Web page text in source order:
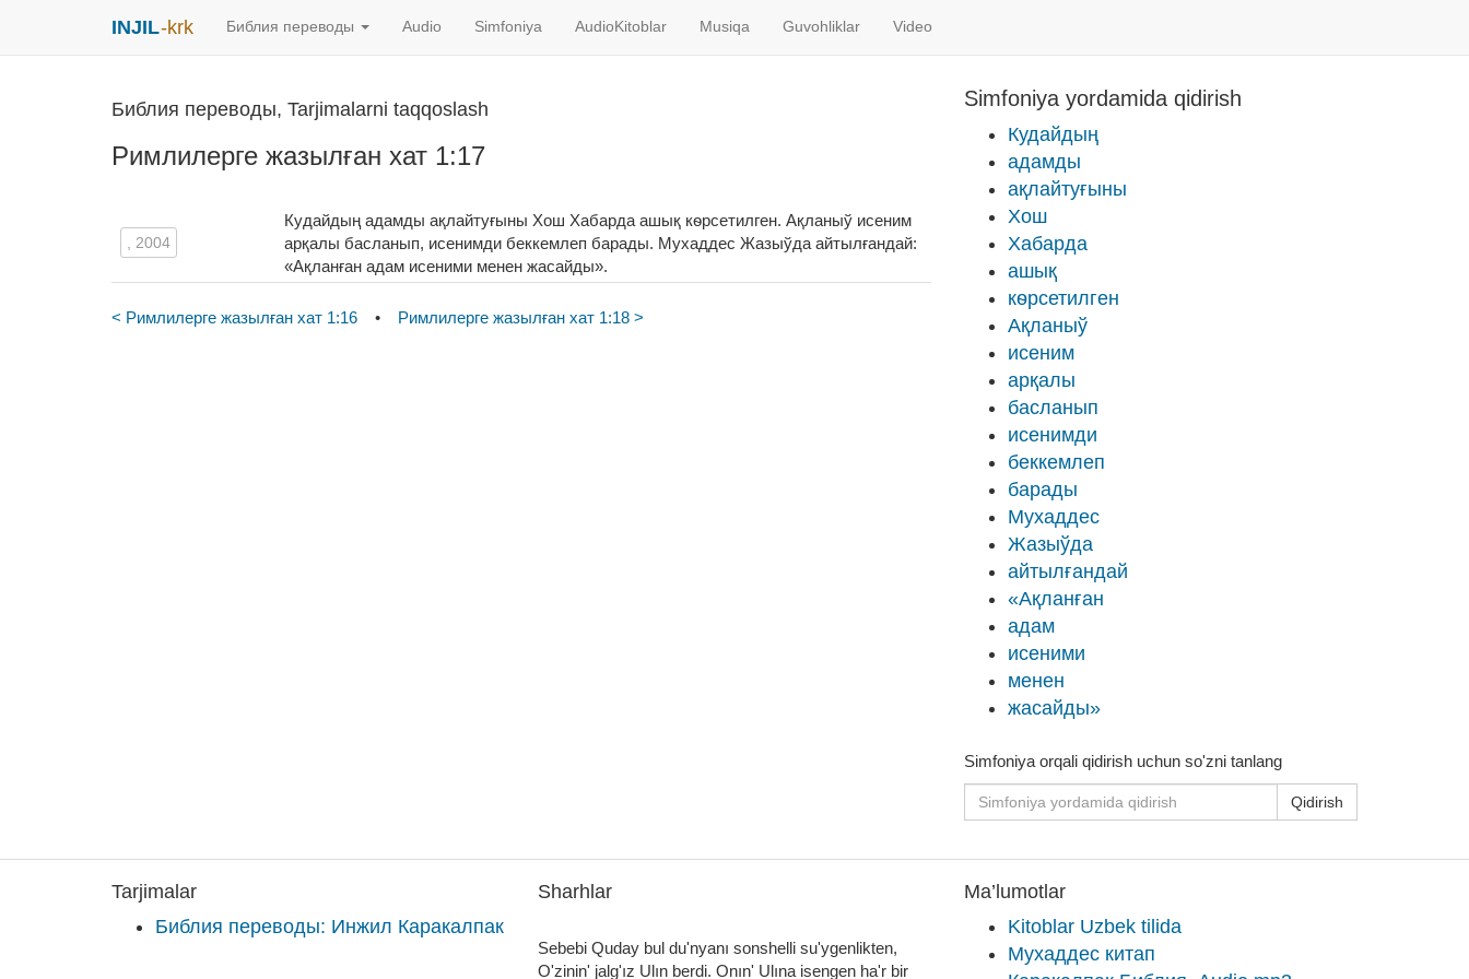
INJIL-krk Библия переводы Audio Simfoniya AudioKitoblar Musiqa Guvohliklar Video
Библия переводы, Tarjimalarni taqqoslash
Римлилерге жазылған хат 1:17
, 2004
Кудайдың адамды ақлайтуғыны Хош Хабарда ашық кѳрсетилген. Ақланыў исеним
арқалы басланып, исенимди беккемлеп барады. Мухаддес Жазыўда айтылғандай:
«Ақланған адам исеними менен жасайды».
< Римлилерге жазылған хат 1:16 • Римлилерге жазылған хат 1:18 >
Simfoniya yordamida qidirish
Кудайдың
адамды
ақлайтуғыны
Хош
Хабарда
ашық
кѳрсетилген
Ақланыў
исеним
арқалы
басланып
исенимди
беккемлеп
барады
Мухаддес
Жазыўда
айтылғандай
«Ақланған
адам
исеними
менен
жасайды»
Simfoniya orqali qidirish uchun so'zni tanlang
Qidirish
Tarjimalar
Библия переводы: Инжил Каракалпак
Sharhlar
Sebebi Quday bul du'nyanı sonshelli su'ygenlikten,
O'zinin' jalg'ız Ulın berdi. Onın' Ulına isengen ha'r bir
Ma’lumotlar
Kitoblar Uzbek tilida
Мухаддес китап